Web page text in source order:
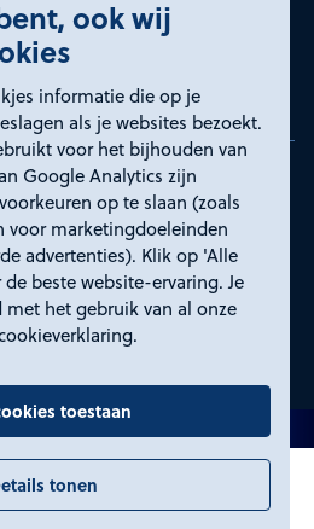
ook wij
informatie die op je
als je websites bezoekt.
voor het bijhouden van
Google Analytics zijn
op te slaan (zoals
voor marketingdoeleinden
advertenties). Klik op 'Alle
beste website-ervaring. Je
het gebruik van al onze
toestaan
tonenPrivacyverklaring